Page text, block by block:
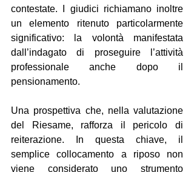
contestate. I giudici richiamano inoltre
un elemento ritenuto particolarmente
significativo: la volontà manifestata
dall’indagato di proseguire l’attività
professionale anche dopo il
pensionamento.
Una prospettiva che, nella valutazione
del Riesame, rafforza il pericolo di
reiterazione. In questa chiave, il
semplice collocamento a riposo non
viene considerato uno strumento